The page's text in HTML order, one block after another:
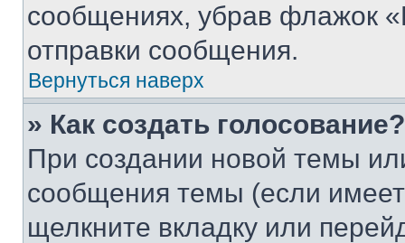
сообщениях, убрав флажок
отправки сообщения.
Вернуться наверх
» Как создать голосование?
При создании новой темы
сообщения темы (если
щелкните вкладку или